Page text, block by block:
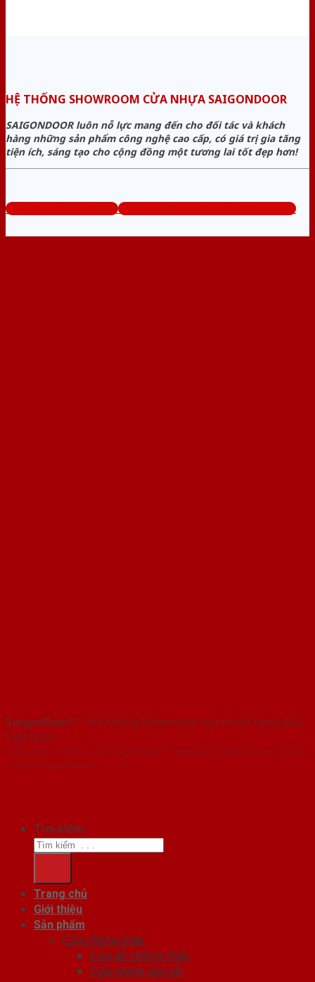
HỆ THỐNG SHOWROOM CỬA NHỰA SAIGONDOOR
SAIGONDOOR luôn nỗ lực mang đến cho đối tác và khách
hàng những sản phẩm công nghệ cao cấp, có giá trị gia tăng
tiện ích, sáng tạo cho cộng đồng một tương lai tốt đẹp hơn!
www.sieuthicuanhua.net Tổng đài tư vấn miễn phí: 0824.400.400
SaigonDoor™ - Hệ thống Showroom cửa nhựa hàng đầu
Việt Nam
Copyright ⓒ 2016 – 2026 SaigonDoor™ - www.bancuanhua.com | Đơn vị
chủ quản SaigonDoor
Tìm kiếm:
Trang chủ
Giới thiệu
Sản phẩm
Cửa chống cháy
Cửa gỗ chống cháy
Cửa nhôm vân gỗ